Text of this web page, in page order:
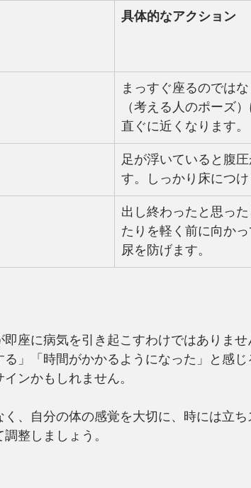
具体的なアクション
まっすぐ座るのでは
（考える人のポーズ
直ぐに近くなります。
足が浮いていると腹
す。しっかり床につけ
出し終わったと思っ
たりを軽く前に向か
尿を防げます。
座に病気を引き起こすわけではありませ
」「時間がかかるようになった」と感
ンかもしれません。
、自分の体の感覚を大切に、時には立ち
整しましょう。